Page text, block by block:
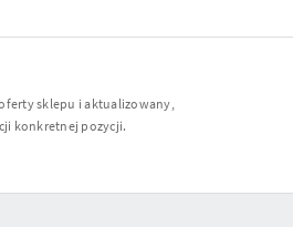
sklepu i aktualizowany,
konkretnej pozycji.